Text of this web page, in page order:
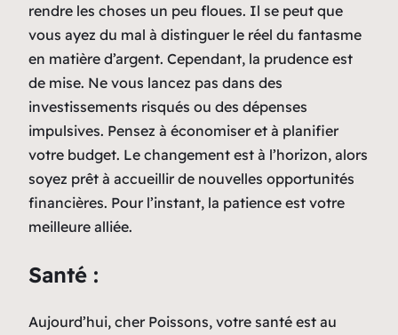
rendre les choses un peu floues. Il se peut que
vous ayez du mal à distinguer le réel du fantasme
en matière d’argent. Cependant, la prudence est
de mise. Ne vous lancez pas dans des
investissements risqués ou des dépenses
impulsives. Pensez à économiser et à planifier
votre budget. Le changement est à l’horizon, alors
soyez prêt à accueillir de nouvelles opportunités
financières. Pour l’instant, la patience est votre
meilleure alliée.
Santé :
Aujourd’hui, cher Poissons, votre santé est au